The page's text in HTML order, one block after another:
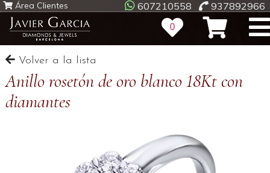
0
607210558 937892966
Área Clientes
Volver a la lista
Anillo rosetón de oro blanco 18Kt con
diamantes